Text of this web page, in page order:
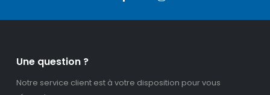
Une question ?
Notre service client est à votre disposition pour vous